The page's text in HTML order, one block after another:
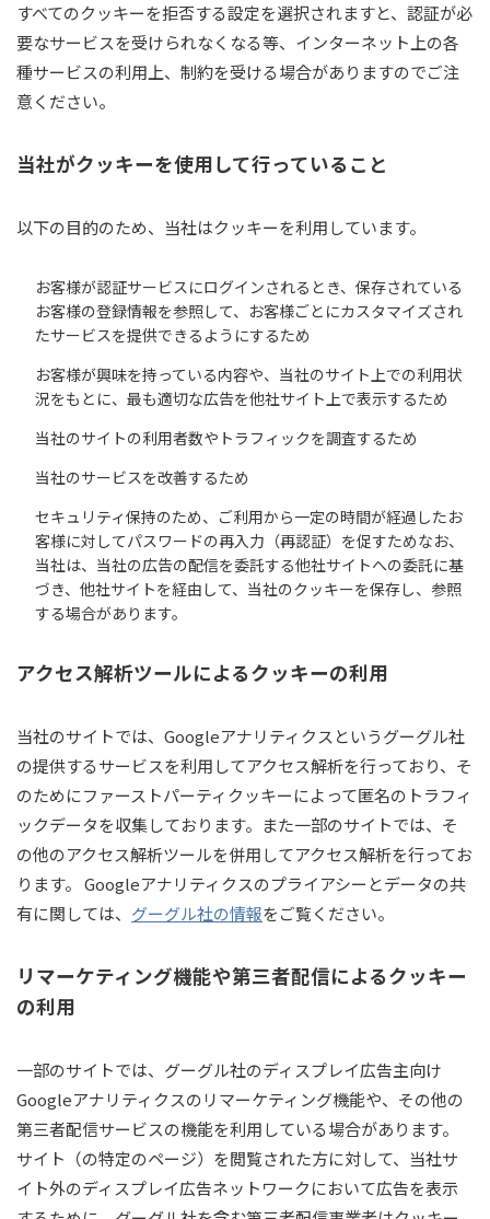
すべてのクッキーを拒否する設定を選択されますと、認証が必
要なサービスを受けられなくなる等、インターネット上の各
種サービスの利用上、制約を受ける場合がありますのでご注
意ください。
当社がクッキーを使用して行っていること
以下の目的のため、当社はクッキーを利用しています。
お客様が認証サービスにログインされるとき、保存されている
お客様の登録情報を参照して、お客様ごとにカスタマイズされ
たサービスを提供できるようにするため
お客様が興味を持っている内容や、当社のサイト上での利用状
況をもとに、最も適切な広告を他社サイト上で表示するため
当社のサイトの利用者数やトラフィックを調査するため
当社のサービスを改善するため
セキュリティ保持のため、ご利用から一定の時間が経過したお
客様に対してパスワードの再入力（再認証）を促すためなお、
当社は、当社の広告の配信を委託する他社サイトへの委託に基
づき、他社サイトを経由して、当社のクッキーを保存し、参照
する場合があります。
アクセス解析ツールによるクッキーの利用
当社のサイトでは、Googleアナリティクスというグーグル社
の提供するサービスを利用してアクセス解析を行っており、そ
のためにファーストパーティクッキーによって匿名のトラフィ
ックデータを収集しております。また一部のサイトでは、そ
の他のアクセス解析ツールを併用してアクセス解析を行ってお
ります。 Googleアナリティクスのプライアシーとデータの共
有に関しては、 グーグル社の情報をご覧ください。
リマーケティング機能や第三者配信によるクッキー
の利用
一部のサイトでは、グーグル社のディスプレイ広告主向け
Googleアナリティクスのリマーケティング機能や、その他の
第三者配信サービスの機能を利用している場合があります。
サイト（の特定のページ）を閲覧された方に対して、当社サ
イト外のディスプレイ広告ネットワークにおいて広告を表示